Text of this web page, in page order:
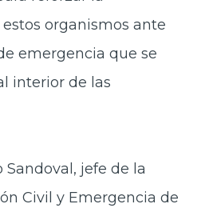
organismos ante
emergencia que se
interior de las
jefe de la
Civil y Emergencia de